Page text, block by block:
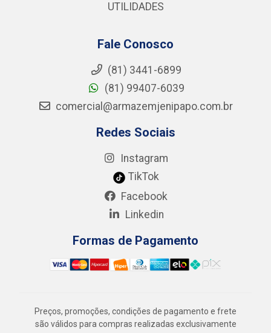
UTILIDADES
Fale Conosco
(81) 3441-6899
(81) 99407-6039
comercial@armazemjenipapo.com.br
Redes Sociais
Instagram
TikTok
Facebook
Linkedin
Formas de Pagamento
Preços, promoções, condições de pagamento e frete
são válidos para compras realizadas exclusivamente